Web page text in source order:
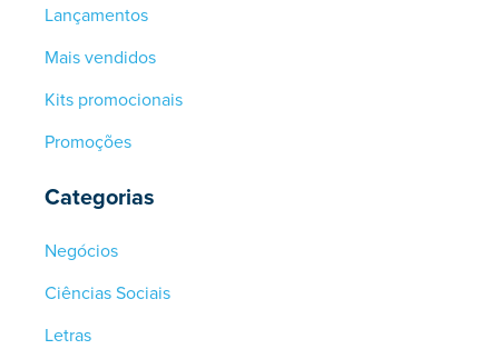
Lançamentos
Mais vendidos
Kits promocionais
Promoções
Categorias
Negócios
Ciências Sociais
Letras